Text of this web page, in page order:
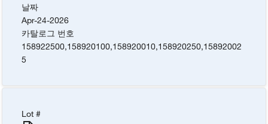
날짜
Apr-24-2026
카탈로그 번호
158922500,158920100,158920010,158920250,15892002
5
Lot #